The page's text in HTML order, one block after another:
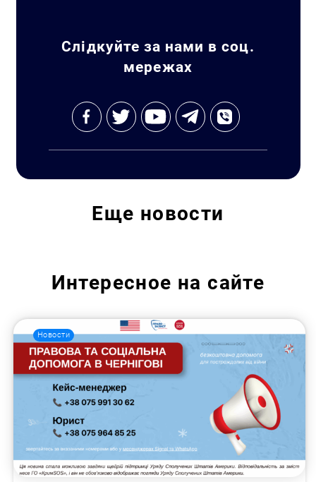
Слідкуйте за нами в соц.
мережах
Еще новости
Интересное на сайте
Новости